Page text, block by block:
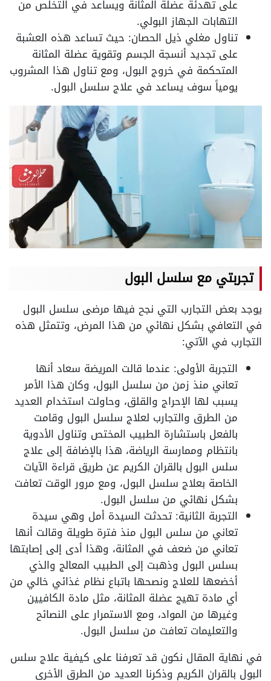
على تهدئة عضلة المثانة ويساعد في التخلص من
التهابات الجهاز البولي.
تناول مغلي ذيل الحصان: حيث تساعد هذه العشبة
على تجديد أنسجة الجسم وتقوية عضلة المثانة
المتحكمة في خروج البول، ومع تناول هذا المشروب
يومياً سوف يساعد في علاج سلسل البول.
تجربتي مع سلسل البول
يوجد بعض التجارب التي نجح فيها مرضى سلسل البول
في التعافي بشكل نهائي من هذا المرض، وتتمثل هذه
التجارب في الآتي:
التجربة الأولى: عندما قالت المريضة سعاد أنها
تعاني منذ زمن من سلسل البول، وكان هذا الأمر
يسبب لها الإحراج والقلق، وحاولت استخدام العديد
من الطرق والتجارب لعلاج سلسل البول وقامت
بالفعل باستشارة الطبيب المختص وتناول الأدوية
بانتظام وممارسة الرياضة، هذا بالإضافة إلى علاج
سلس البول بالقران الكريم عن طريق قراءة الآيات
الخاصة بعلاج سلسل البول، ومع مرور الوقت تعافت
بشكل نهائي من سلسل البول.
التجربة الثانية: تحدثت السيدة أمل وهي سيدة
تعاني من سلس البول منذ فترة طويلة وقالت أنها
تعاني من ضعف في المثانة، وهذا أدى إلى إصابتها
بسلس البول وذهبت إلى الطبيب المعالج والذي
أخضعها للعلاج ونصحها باتباع نظام غذائي خالي من
أي مادة تهيج عضلة المثانة، مثل مادة الكافيين
وغيرها من المواد، ومع الاستمرار على النصائح
والتعليمات تعافت من سلسل البول.
في نهاية المقال نكون قد تعرفنا على كيفية علاج سلس
البول بالقران الكريم وذكرنا العديد من الطرق الأخرى